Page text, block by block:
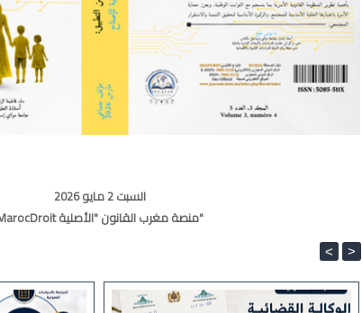
السبت 2 مايو 2026
MarocDroit منصة مغرب القانون "الأصلية"
< >